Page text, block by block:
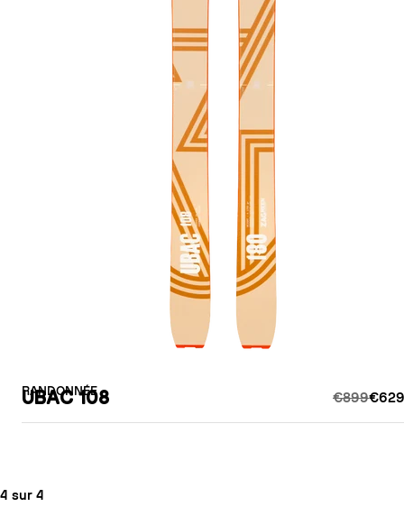
RANDONNÉE
UBAC 108 €899
4 sur 4